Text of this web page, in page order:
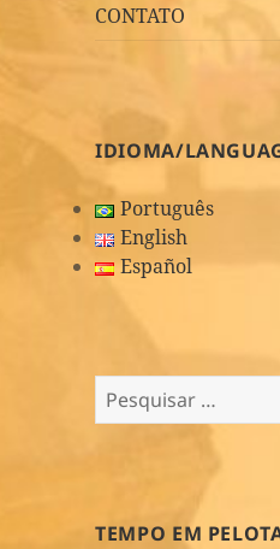
CONTATO
IDIOMA/
Português
English
Español
Pesquisar
por:
TEMPO EM